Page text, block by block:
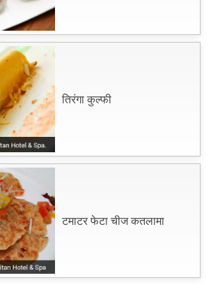
तिरंगा कुल्फी
टमाटर फेटा चीज कतलामा